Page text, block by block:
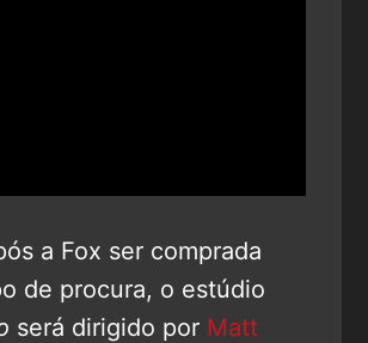
a Fox ser comprada
de procura, o estúdio
será dirigido por Matt